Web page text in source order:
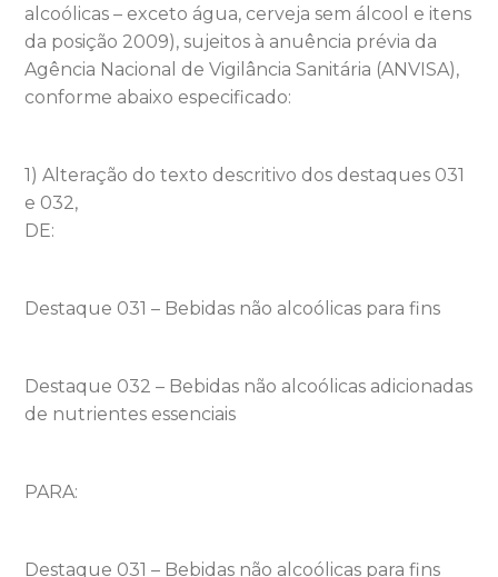
alcoólicas – exceto água, cerveja sem álcool e itens
da posição 2009), sujeitos à anuência prévia da
Agência Nacional de Vigilância Sanitária (ANVISA),
conforme abaixo especificado:
1) Alteração do texto descritivo dos destaques 031
e 032,
DE:
Destaque 031 – Bebidas não alcoólicas para fins
Destaque 032 – Bebidas não alcoólicas adicionadas
de nutrientes essenciais
PARA:
Destaque 031 – Bebidas não alcoólicas para fins